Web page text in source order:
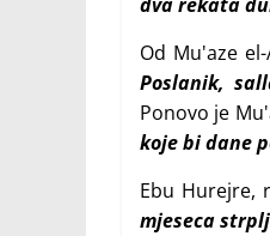
dva rekata
Od Mu'aze
Poslanik,
Ponovo je
koje bi dane
Ebu Hurejre,
mjeseca